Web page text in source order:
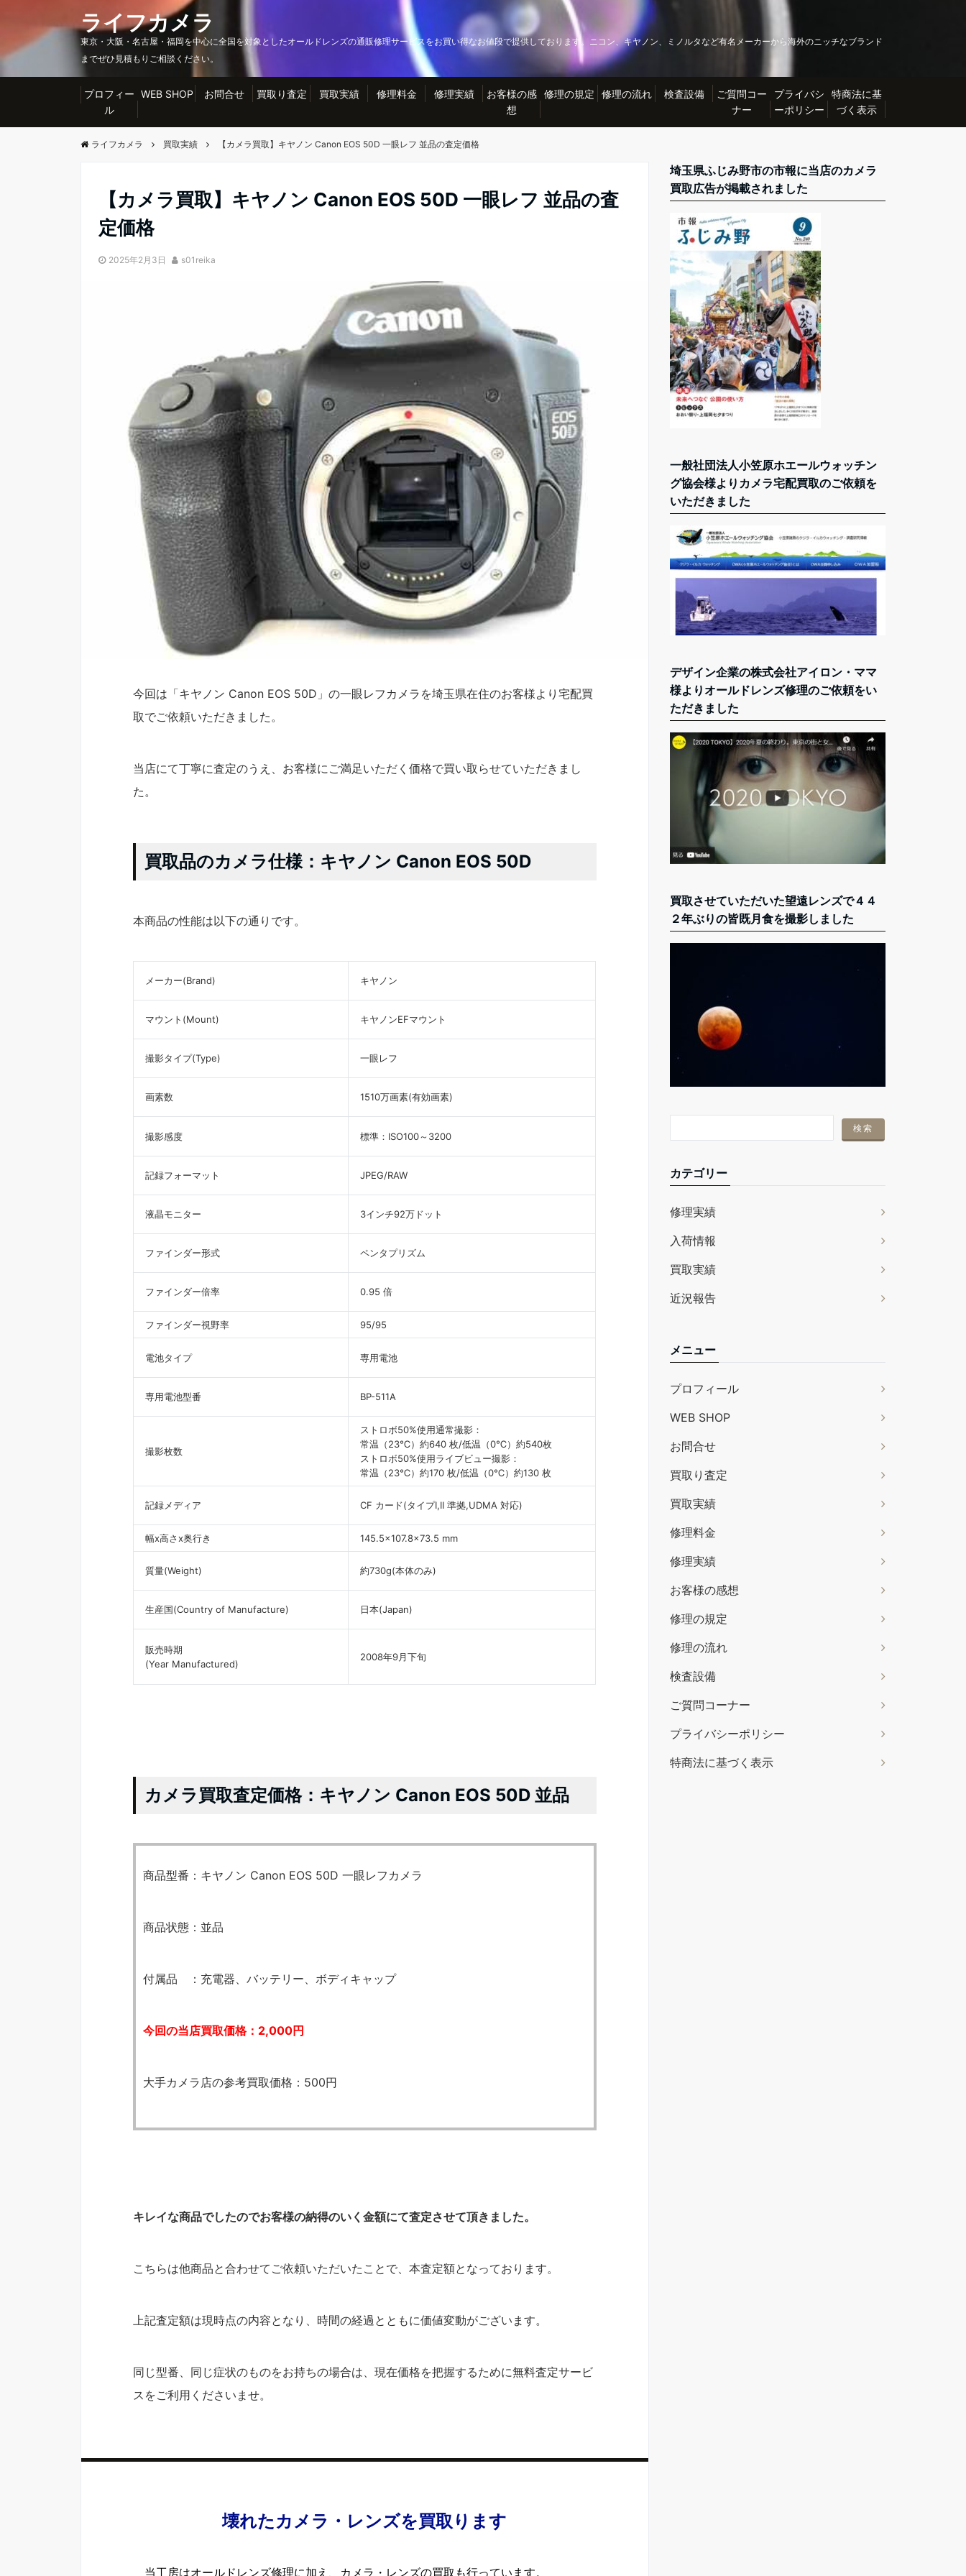
ライフカメラ
東京・大阪・名古屋・福岡を中心に全国を対象としたオールドレンズの通販修理サービスをお買い得なお値段で提供しております。ニコン、キヤノン、ミノルタなど有名メーカーから海外のニッチなブランド
までぜひ見積もりご相談ください。
プロフィー
ル
WEB SHOP お問合せ 買取り査定 買取実績 修理料金 修理実績
お客様の感
想
修理の規定 修理の流れ 検査設備
ご質問コー
ナー
プライバシ
ーポリシー
特商法に基
づく表示
ライフカメラ 買取実績 【カメラ買取】キヤノン Canon EOS 50D 一眼レフ 並品の査定価格
【カメラ買取】キヤノン Canon EOS 50D 一眼レフ 並品の査
定価格
2025年2月3日 s01reika
今回は「キヤノン Canon EOS 50D」の一眼レフカメラを埼玉県在住のお客様より宅配買
取でご依頼いただきました。
当店にて丁寧に査定のうえ、お客様にご満足いただく価格で買い取らせていただきまし
た。
買取品のカメラ仕様：キヤノン Canon EOS 50D
本商品の性能は以下の通りです。
メーカー(Brand) キヤノン
マウント(Mount) キヤノンEFマウント
撮影タイプ(Type) 一眼レフ
画素数 1510万画素(有効画素)
撮影感度 標準：ISO100～3200
記録フォーマット JPEG/RAW
液晶モニター 3インチ92万ドット
ファインダー形式 ペンタプリズム
ファインダー倍率 0.95 倍
ファインダー視野率 95/95
電池タイプ 専用電池
専用電池型番 BP-511A
撮影枚数
ストロボ50%使用通常撮影：
常温（23℃）約640 枚/低温（0℃）約540枚
ストロボ50%使用ライブビュー撮影：
常温（23℃）約170 枚/低温（0℃）約130 枚
記録メディア CF カード(タイプI,II 準拠,UDMA 対応)
幅x高さx奥行き 145.5×107.8×73.5 mm
質量(Weight) 約730g(本体のみ)
生産国(Country of Manufacture) 日本(Japan)
販売時期
(Year Manufactured)
2008年9月下旬
カメラ買取査定価格：キヤノン Canon EOS 50D 並品
商品型番：キヤノン Canon EOS 50D 一眼レフカメラ
商品状態：並品
付属品 ：充電器、バッテリー、ボディキャップ
今回の当店買取価格：2,000円
大手カメラ店の参考買取価格：500円
キレイな商品でしたのでお客様の納得のいく金額にて査定させて頂きました。
こちらは他商品と合わせてご依頼いただいたことで、本査定額となっております。
上記査定額は現時点の内容となり、時間の経過とともに価値変動がございます。
同じ型番、同じ症状のものをお持ちの場合は、現在価格を把握するために無料査定サービ
スをご利用くださいませ。
壊れたカメラ・レンズを買取ります
当工房はオールドレンズ修理に加え、カメラ・レンズの買取も行っています。
埼玉県ふじみ野市の市報に当店のカメラ
買取広告が掲載されました
一般社団法人小笠原ホエールウォッチン
グ協会様よりカメラ宅配買取のご依頼を
いただきました
デザイン企業の株式会社アイロン・ママ
様よりオールドレンズ修理のご依頼をい
ただきました
買取させていただいた望遠レンズで４４
２年ぶりの皆既月食を撮影しました
カテゴリー
修理実績
入荷情報
買取実績
近況報告
メニュー
プロフィール
WEB SHOP
お問合せ
買取り査定
買取実績
修理料金
修理実績
お客様の感想
修理の規定
修理の流れ
検査設備
ご質問コーナー
プライバシーポリシー
特商法に基づく表示